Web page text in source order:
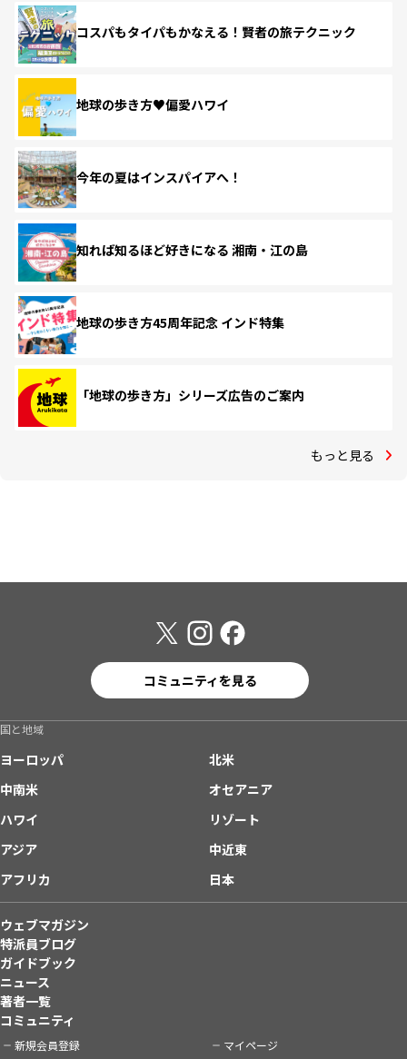
コスパもタイパもかなえる！賢者の旅テクニック
地球の歩き方♥偏愛ハワイ
今年の夏はインスパイアへ！
知れば知るほど好きになる 湘南・江の島
地球の歩き方45周年記念 インド特集
「地球の歩き方」シリーズ広告のご案内
もっと見る
コミュニティを見る
国と地域
ヨーロッパ
北米
中南米
オセアニア
ハワイ
リゾート
アジア
中近東
アフリカ
日本
ウェブマガジン
特派員ブログ
ガイドブック
ニュース
著者一覧
コミュニティ
新規会員登録 マイページ